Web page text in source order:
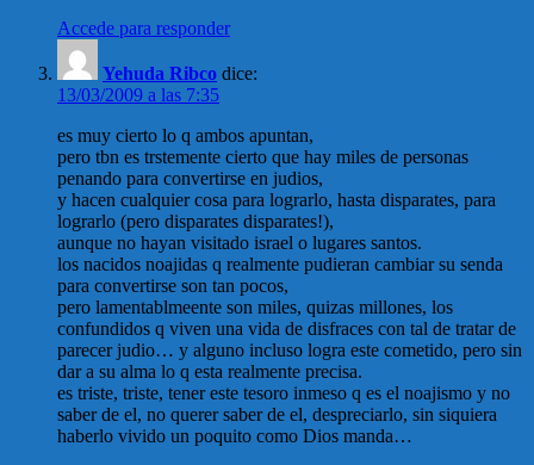
Accede para responder
Yehuda Ribco dice:
13/03/2009 a las 7:35
es muy cierto lo q ambos apuntan,
pero tbn es trstemente cierto que hay miles de personas
penando para convertirse en judios,
y hacen cualquier cosa para lograrlo, hasta disparates, para
lograrlo (pero disparates disparates!),
aunque no hayan visitado israel o lugares santos.
los nacidos noajidas q realmente pudieran cambiar su senda
para convertirse son tan pocos,
pero lamentablmeente son miles, quizas millones, los
confundidos q viven una vida de disfraces con tal de tratar de
parecer judio… y alguno incluso logra este cometido, pero sin
dar a su alma lo q esta realmente precisa.
es triste, triste, tener este tesoro inmeso q es el noajismo y no
saber de el, no querer saber de el, despreciarlo, sin siquiera
haberlo vivido un poquito como Dios manda…